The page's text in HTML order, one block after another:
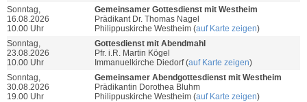
Sonntag,
16.08.2026
10.00 Uhr
Gemeinsamer Gottesdienst mit Westheim
Prädikant Dr. Thomas Nagel
Philippuskirche Westheim (auf Karte zeigen)
Sonntag,
23.08.2026
10.00 Uhr
Gottesdienst mit Abendmahl
Pfr. i.R. Martin Kögel
Immanuelkirche Diedorf (auf Karte zeigen)
Sonntag,
30.08.2026
19.00 Uhr
Gemeinsamer Abendgottesdienst mit Westheim
Prädikantin Dorothea Bluhm
Philippuskirche Westheim (auf Karte zeigen)